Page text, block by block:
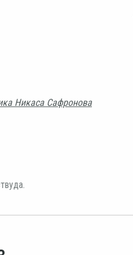
Никаса Сафронова